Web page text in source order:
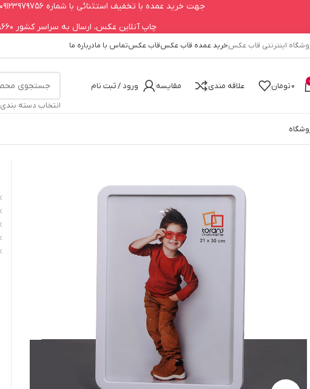
اینترنتی قاب عکسخرید عمده قاب عکسقاب عکستماس با مادرباره ما
0تومان علاقه مندی مقایسه
ورود / ثبت نام
انتخاب دسته بندی
جهت خرید عمده با تخفیف استثنائی با شماره 09123979756 تماس حاصل فرمایید.
چاپ آنلاین عکس، ارسال به سراسر کشور 09193408660